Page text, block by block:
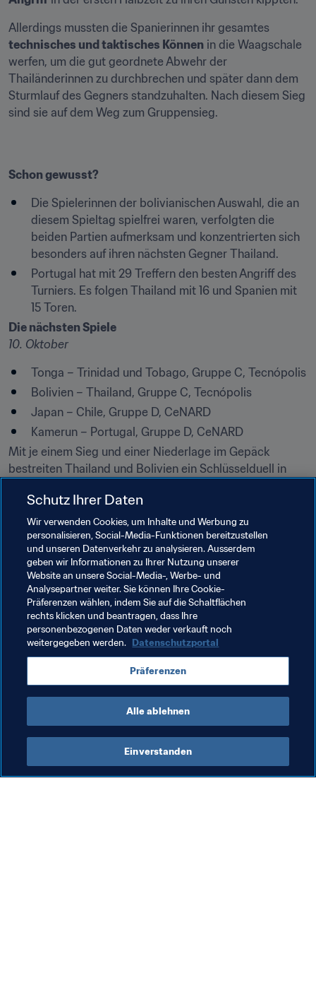
technisches und taktisches Können in die Waagschale
werfen, um die gut geordnete Abwehr der
Thailänderinnen zu durchbrechen und später dann dem
Sturmlauf des Gegners standzuhalten. Nach diesem Sieg
sind sie auf dem Weg zum Gruppensieg.
Schon gewusst?
Die Spielerinnen der bolivianischen Auswahl, die an
diesem Spieltag spielfrei waren, verfolgten die
beiden Partien aufmerksam und konzentrierten sich
besonders auf ihren nächsten Gegner Thailand.
Portugal hat mit 29 Treffern den besten Angriff des
Turniers. Es folgen Thailand mit 16 und Spanien mit
15 Toren.
Die nächsten Spiele
10. Oktober
Tonga – Trinidad und Tobago, Gruppe C, Tecnópolis
Bolivien – Thailand, Gruppe C, Tecnópolis
Japan – Chile, Gruppe D, CeNARD
Kamerun – Portugal, Gruppe D, CeNARD
Mit je einem Sieg und einer Niederlage im Gepäck
bestreiten Thailand und Bolivien ein Schlüsselduell in
den nächsten Schritt in Richtung Halbfinale zu tun. Die
Kamerunerinnen sind zwar ausgesprochen talentiert,
jedoch noch unerfahren.
Verwandte Dokumente
Verwandte Themen
Organisation
Schutz Ihrer Daten
Wir verwenden Cookies, um Inhalte und Werbung zu
personalisieren, Social-Media-Funktionen bereitzustellen
und unseren Datenverkehr zu analysieren. Ausserdem
geben wir Informationen zu Ihrer Nutzung unserer
Website an unsere Social-Media-, Werbe- und
Analysepartner weiter. Sie können Ihre Cookie-
Präferenzen wählen, indem Sie auf die Schaltflächen
rechts klicken und beantragen, dass Ihre
personenbezogenen Daten weder verkauft noch
weitergegeben werden. Datenschutzportal
Präferenzen
Alle ablehnen
Einverstanden